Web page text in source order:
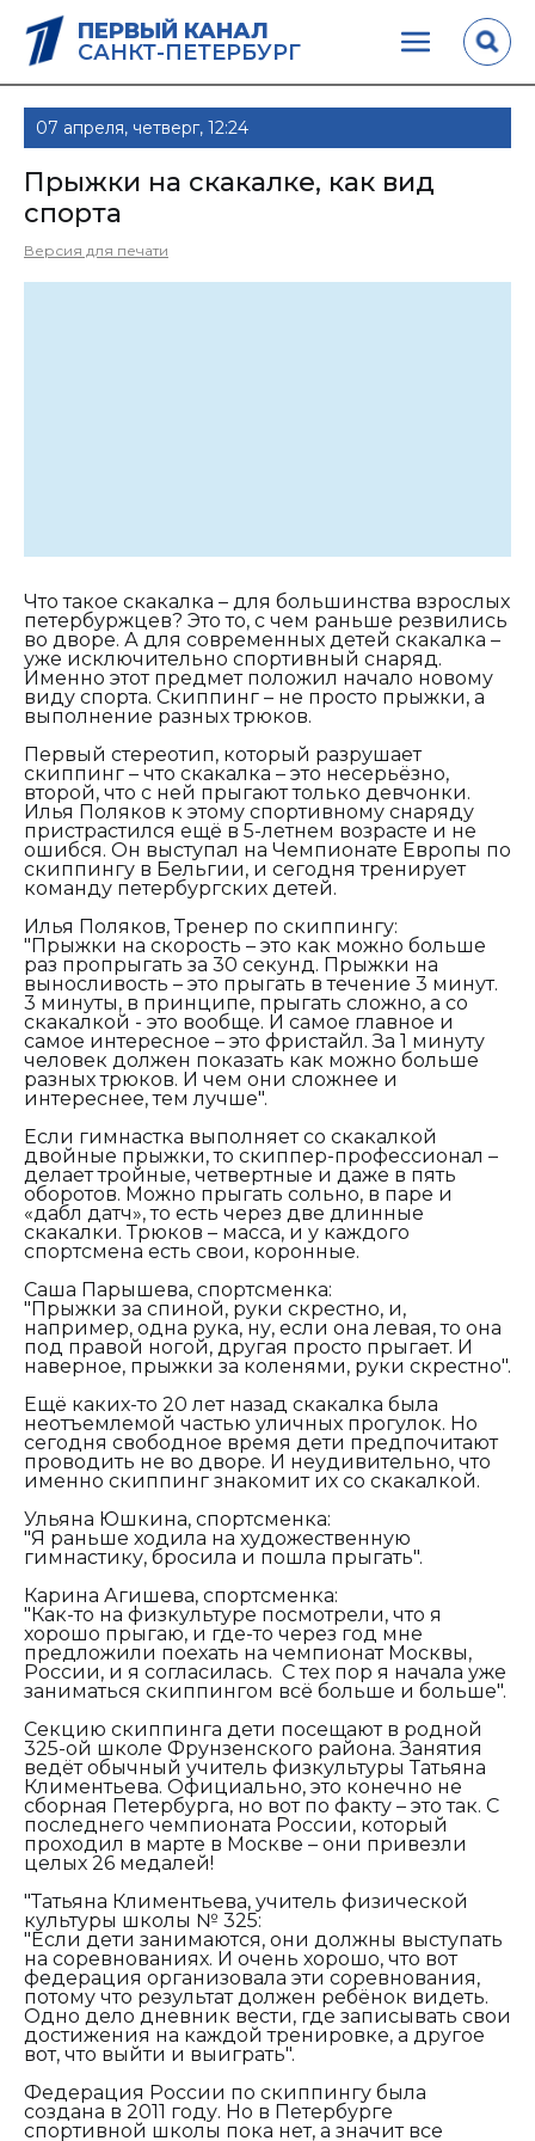
ПЕРВЫЙ КАНАЛ
САНКТ-ПЕТЕРБУРГ
07 апреля, четверг, 12:24
Прыжки на скакалке, как вид
спорта
Версия для печати
Что такое скакалка – для большинства взрослых
петербуржцев? Это то, с чем раньше резвились
во дворе. А для современных детей скакалка –
уже исключительно спортивный снаряд.
Именно этот предмет положил начало новому
виду спорта. Скиппинг – не просто прыжки, а
выполнение разных трюков.
Первый стереотип, который разрушает
скиппинг – что скакалка – это несерьёзно,
второй, что с ней прыгают только девчонки.
Илья Поляков к этому спортивному снаряду
пристрастился ещё в 5-летнем возрасте и не
ошибся. Он выступал на Чемпионате Европы по
скиппингу в Бельгии, и сегодня тренирует
команду петербургских детей.
Илья Поляков, Тренер по скиппингу:
"Прыжки на скорость – это как можно больше
раз пропрыгать за 30 секунд. Прыжки на
выносливость – это прыгать в течение 3 минут.
3 минуты, в принципе, прыгать сложно, а со
скакалкой - это вообще. И самое главное и
самое интересное – это фристайл. За 1 минуту
человек должен показать как можно больше
разных трюков. И чем они сложнее и
интереснее, тем лучше".
Если гимнастка выполняет со скакалкой
двойные прыжки, то скиппер-профессионал –
делает тройные, четвертные и даже в пять
оборотов. Можно прыгать сольно, в паре и
«дабл датч», то есть через две длинные
скакалки. Трюков – масса, и у каждого
спортсмена есть свои, коронные.
Саша Парышева, спортсменка:
"Прыжки за спиной, руки скрестно, и,
например, одна рука, ну, если она левая, то она
под правой ногой, другая просто прыгает. И
наверное, прыжки за коленями, руки скрестно".
Ещё каких-то 20 лет назад скакалка была
неотъемлемой частью уличных прогулок. Но
сегодня свободное время дети предпочитают
проводить не во дворе. И неудивительно, что
именно скиппинг знакомит их со скакалкой.
Ульяна Юшкина, спортсменка:
"Я раньше ходила на художественную
гимнастику, бросила и пошла прыгать".
Карина Агишева, спортсменка:
"Как-то на физкультуре посмотрели, что я
хорошо прыгаю, и где-то через год мне
предложили поехать на чемпионат Москвы,
России, и я согласилась. С тех пор я начала уже
заниматься скиппингом всё больше и больше".
Секцию скиппинга дети посещают в родной
325-ой школе Фрунзенского района. Занятия
ведёт обычный учитель физкультуры Татьяна
Климентьева. Официально, это конечно не
сборная Петербурга, но вот по факту – это так. С
последнего чемпионата России, который
проходил в марте в Москве – они привезли
целых 26 медалей!
"Татьяна Климентьева, учитель физической
культуры школы № 325:
"Если дети занимаются, они должны выступать
на соревнованиях. И очень хорошо, что вот
федерация организовала эти соревнования,
потому что результат должен ребёнок видеть.
Одно дело дневник вести, где записывать свои
достижения на каждой тренировке, а другое
вот, что выйти и выиграть".
Федерация России по скиппингу была
создана в 2011 году. Но в Петербурге
спортивной школы пока нет, а значит все